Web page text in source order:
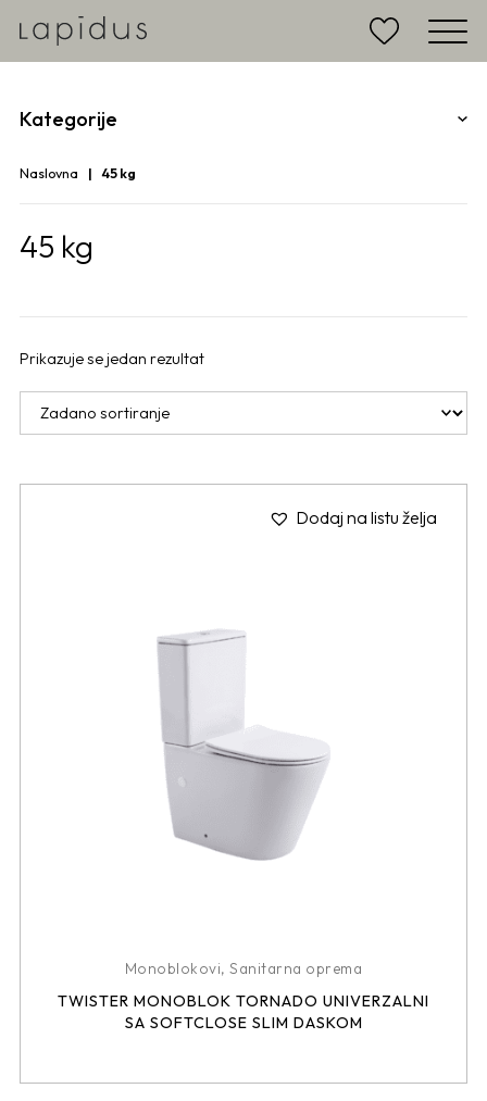
Kategorije
Naslovna 45 kg
45 kg
Prikazuje se jedan rezultat
Dodaj na listu želja
Monoblokovi,Sanitarna oprema
TWISTER MONOBLOK TORNADO UNIVERZALNI
SA SOFTCLOSE SLIM DASKOM